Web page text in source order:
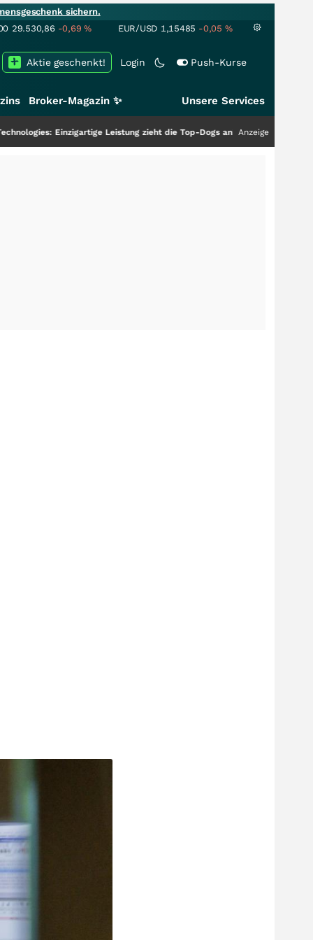
sichern.
29.530,86 -0,69% EUR/USD 1,15485 -0,05 %
Login Push-Kurse
Aktie geschenkt!
Broker-Magazin ✨ Unsere Services
Leistung zieht die Top-Dogs an! +++ Anzeige